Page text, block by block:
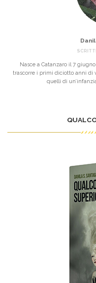
Nasce a Catanzaro il 7
trascorre i primi diciotto anni di
quelli di